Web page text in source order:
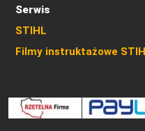
Serwis
STIHL
Filmy instruktażowe